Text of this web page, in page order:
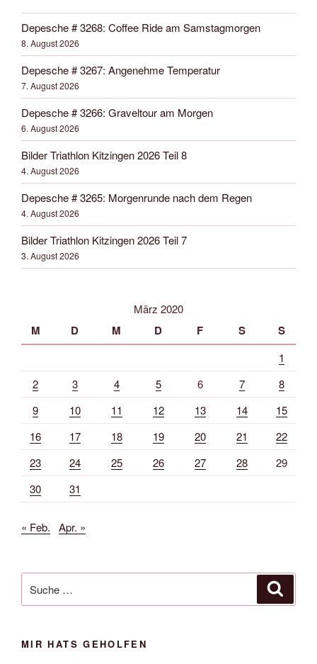
Depesche # 3268: Coffee Ride am Samstagmorgen
8. August 2026
Depesche # 3267: Angenehme Temperatur
7. August 2026
Depesche # 3266: Graveltour am Morgen
6. August 2026
Bilder Triathlon Kitzingen 2026 Teil 8
4. August 2026
Depesche # 3265: Morgenrunde nach dem Regen
4. August 2026
Bilder Triathlon Kitzingen 2026 Teil 7
3. August 2026
März 2020
M D M D F S S
1
2
3 4 5 6 7
8
9
10 11 12 13 14
15
16
17 18 19 20 21
22
23
24 25 26 27 28
29
30
31
« Feb. Apr. »
nach:
MIR HATS GEHOLFEN